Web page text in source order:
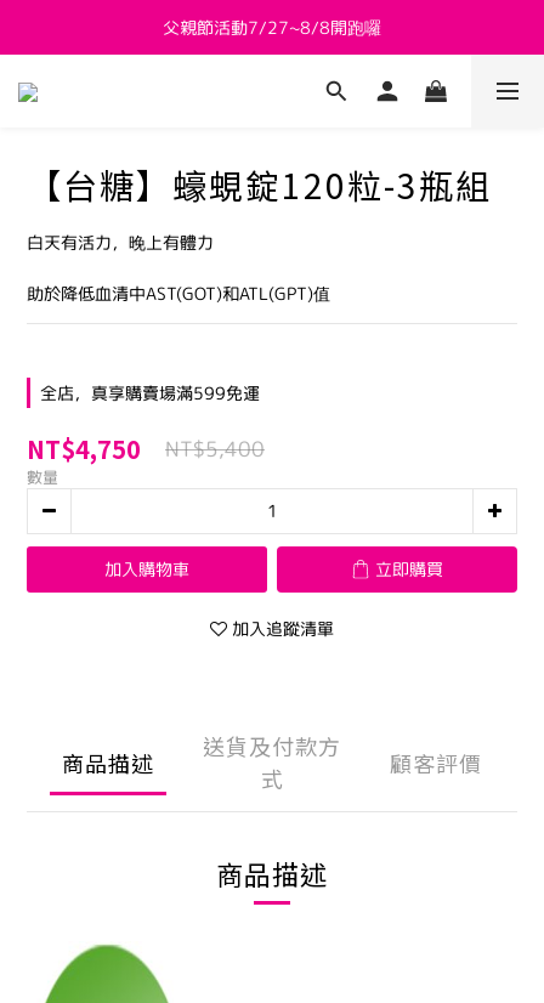
新會員送 $800購物金
父親節活動7/27~8/8開跑囉
新會員送 $800購物金
【台糖】蠔蜆錠120粒-3瓶組
白天有活力，晚上有體力
助於降低血清中AST(GOT)和ATL(GPT)值
全店，真享購賣場滿599免運
NT$4,750 NT$5,400
數量
加入購物車 立即購買
加入追蹤清單
商品描述
送貨及付款方
式
顧客評價
商品描述